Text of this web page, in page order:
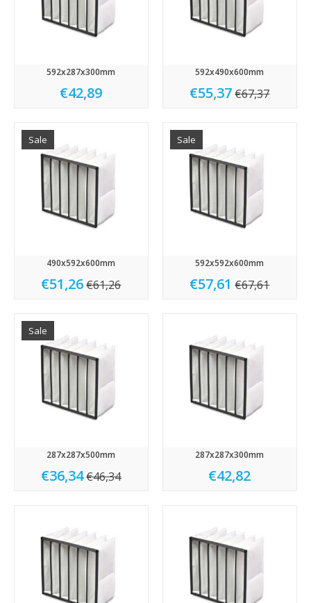
592x287x300mm
€42,89
592x490x600mm
€55,37 €67,37
Sale
490x592x600mm
€51,26 €61,26
Sale
592x592x600mm
€57,61 €67,61
Sale
287x287x500mm
€36,34€46,34
287x287x300mm
€42,82